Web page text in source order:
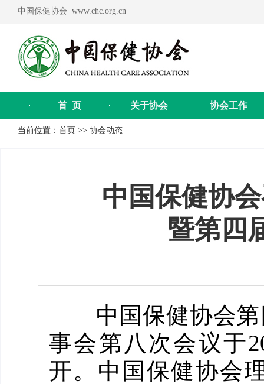
中国保健协会 www.chc.org.cn
首 页 关于协会 协会工作
当前位置： 首页 >> 协会动态
中国保健协
暨第四
中国保健协会第
事会第八次会议于
开。中国保健协会